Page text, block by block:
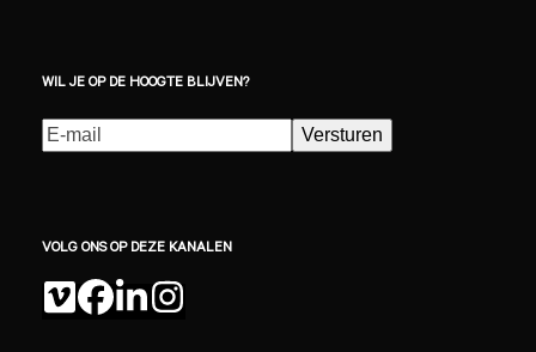
WIL JE OP DE HOOGTE BLIJVEN?
E-
mailadres(Vereist)
Versturen
VOLG ONS OP DEZE KANALEN
Vimeo
Facebook
LinkedIn
Instagram